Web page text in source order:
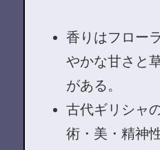
香りはフロー
やかな甘さと
がある。
古代ギリシャ
術・美・精神